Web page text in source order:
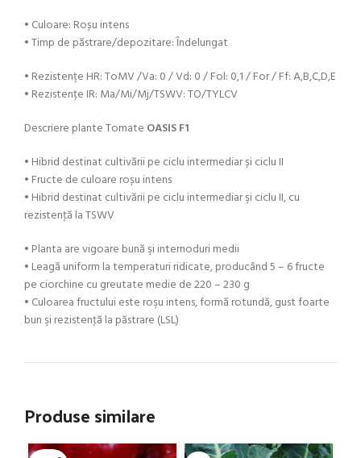
• Culoare: Roșu intens
• Timp de păstrare/depozitare: Îndelungat
• Rezistențe HR: ToMV /Va: 0 / Vd: 0 / Fol: 0,1 / For / Ff: A,B,C,D,E
• Rezistențe IR: Ma/Mi/Mj/TSWV: TO/TYLCV
Descriere plante Tomate OASIS F1
• Hibrid destinat cultivării pe ciclu intermediar și ciclu II
• Fructe de culoare roșu intens
• Hibrid destinat cultivării pe ciclu intermediar şi ciclu II, cu
rezistenţă la TSWV
• Planta are vigoare bună şi internoduri medii
• Leagă uniform la temperaturi ridicate, producând 5 – 6 fructe
pe ciorchine cu greutate medie de 220 – 230 g
• Culoarea fructului este roşu intens, formă rotundă, gust foarte
bun şi rezistenţă la păstrare (LSL)
Produse similare